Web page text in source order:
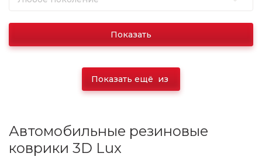
Показать
Показать ещё из
Автомобильные резиновые
коврики 3D Lux